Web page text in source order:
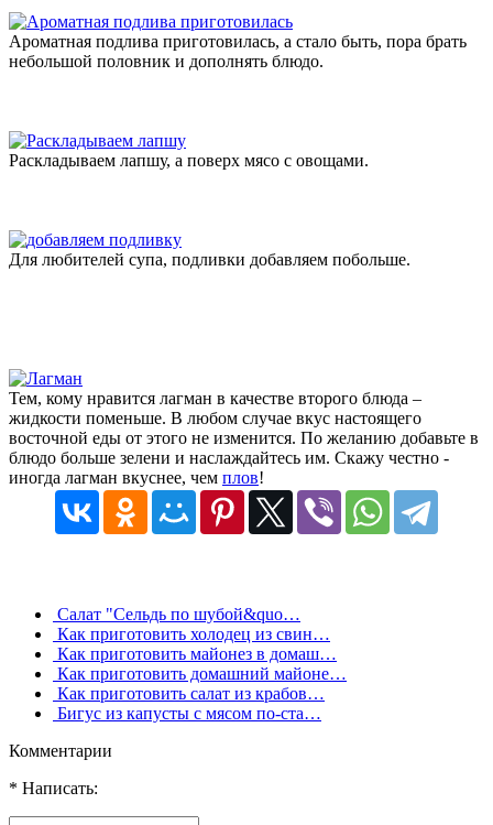
Ароматная подлива приготовилась, а стало быть, пора брать
небольшой половник и дополнять блюдо.
Раскладываем лапшу, а поверх мясо с овощами.
Для любителей супа, подливки добавляем побольше.
Тем, кому нравится лагман в качестве второго блюда –
жидкости поменьше. В любом случае вкус настоящего
восточной еды от этого не изменится. По желанию добавьте в
блюдо больше зелени и наслаждайтесь им. Скажу честно -
иногда лагман вкуснее, чем плов!
Салат "Сельдь по шубой&quo…
Как приготовить холодец из свин…
Как приготовить майонез в домаш…
Как приготовить домашний майоне…
Как приготовить салат из крабов…
Бигус из капусты с мясом по-ста…
Комментарии
* Написать: